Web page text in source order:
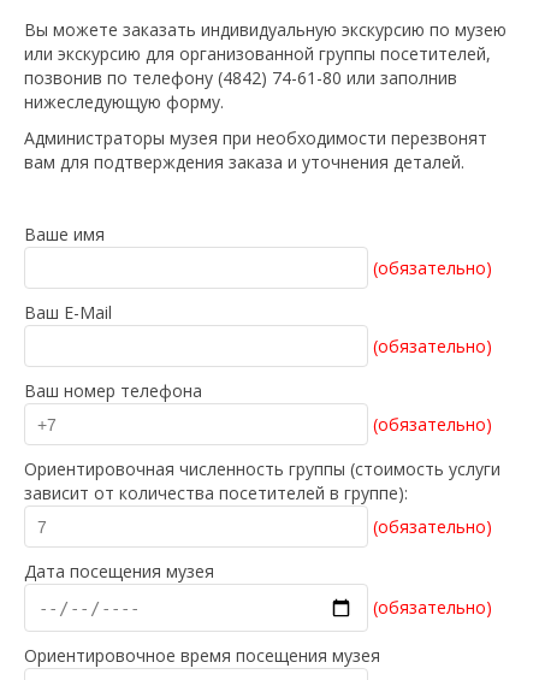
Вы можете заказать индивидуальную экскурсию по музею
или экскурсию для организованной группы посетителей,
позвонив по телефону (4842) 74-61-80 или заполнив
нижеследующую форму.
Администраторы музея при необходимости перезвонят
вам для подтверждения заказа и уточнения деталей.
Ваше имя
(обязательно)
Ваш E-Mail
(обязательно)
Ваш номер телефона
(обязательно)
Ориентировочная численность группы (cтоимость услуги
зависит от количества посетителей в группе):
(обязательно)
Дата посещения музея
(обязательно)
Ориентировочное время посещения музея